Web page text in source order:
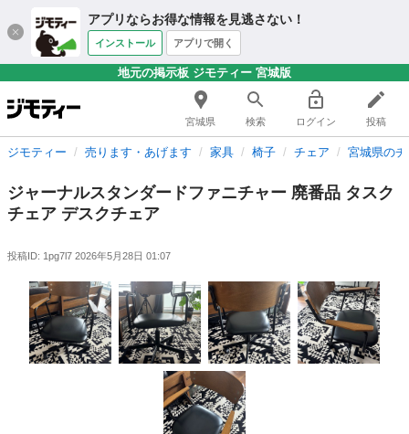
アプリならお得な情報を見逃さない！
インストール アプリで開く
地元の掲示板 ジモティー 宮城版
宮城県 検索 ログイン 投稿
ジモティー 売ります・あげます 家具 椅子 チェア 宮城県の
ジャーナルスタンダードファニチャー 廃番品 タスク
チェア デスクチェア
投稿ID: 1pg7l7 2026年5月28日 01:07